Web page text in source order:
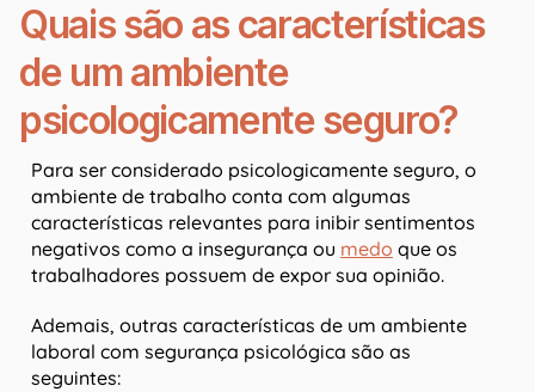
Quais são as características
de um ambiente
psicologicamente seguro?
Para ser considerado psicologicamente seguro, o
ambiente de trabalho conta com algumas
características relevantes para inibir sentimentos
negativos como a insegurança ou medo que os
trabalhadores possuem de expor sua opinião.
Ademais, outras características de um ambiente
laboral com segurança psicológica são as
seguintes: